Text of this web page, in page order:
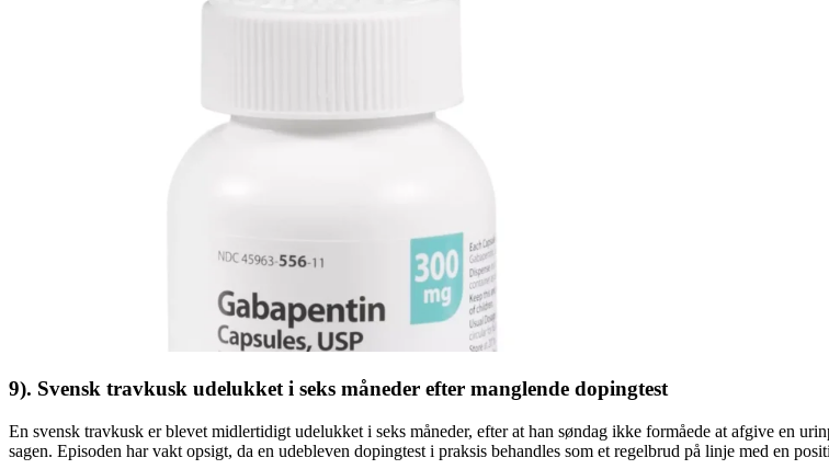
9). Svensk travkusk udelukket i seks måneder efter manglende dopingtest
En svensk travkusk er blevet midlertidigt udelukket i seks måneder, efter at han søndag ikke formåede at afgive en
sagen. Episoden har vakt opsigt, da en udebleven dopingtest i praksis behandles som et regelbrud på linje med en